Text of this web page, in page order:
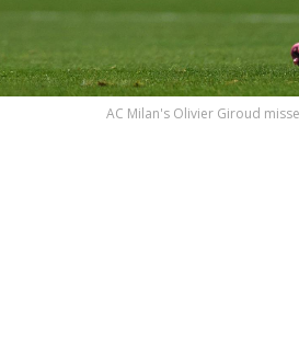
AC Milan's Olivier Giroud